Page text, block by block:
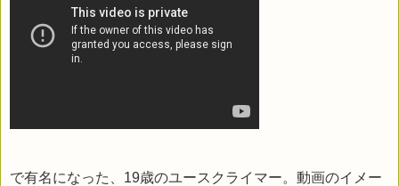
で有名になった、19歳のユースクライマー。動画のイメー